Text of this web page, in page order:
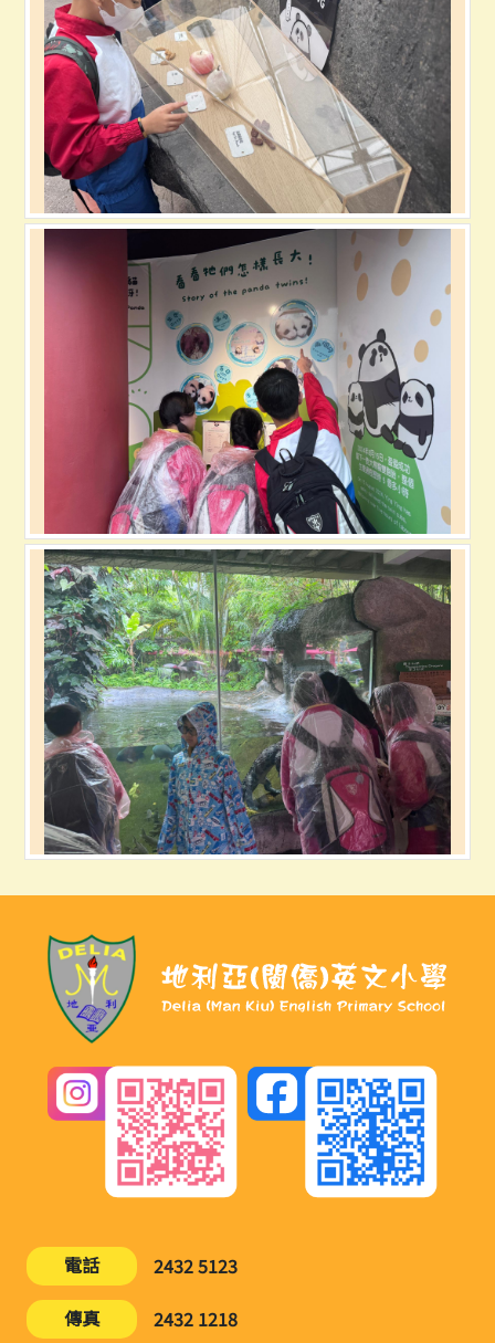
電話
2432 5123
傳真
2432 1218